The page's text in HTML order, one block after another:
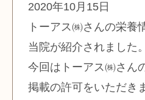
2020年10月15日
トーアス㈱さんの栄
当院が紹介されました
今回はトーアス㈱さん
掲載の許可をいただき